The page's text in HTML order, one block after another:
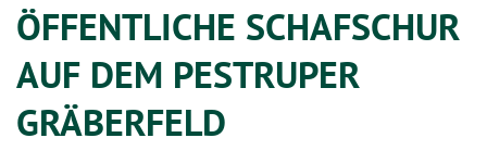
ÖFFENTLICHE SCHAFSCHUR
AUF DEM PESTRUPER
GRÄBERFELD